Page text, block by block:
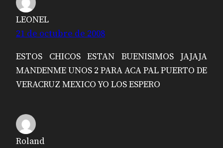
LEONEL
21 de octubre de 2008
ESTOS CHICOS ESTAN BUENISIMOS JAJAJA
MANDENME UNOS 2 PARA ACA PAL PUERTO DE
VERACRUZ MEXICO YO LOS ESPERO
Roland